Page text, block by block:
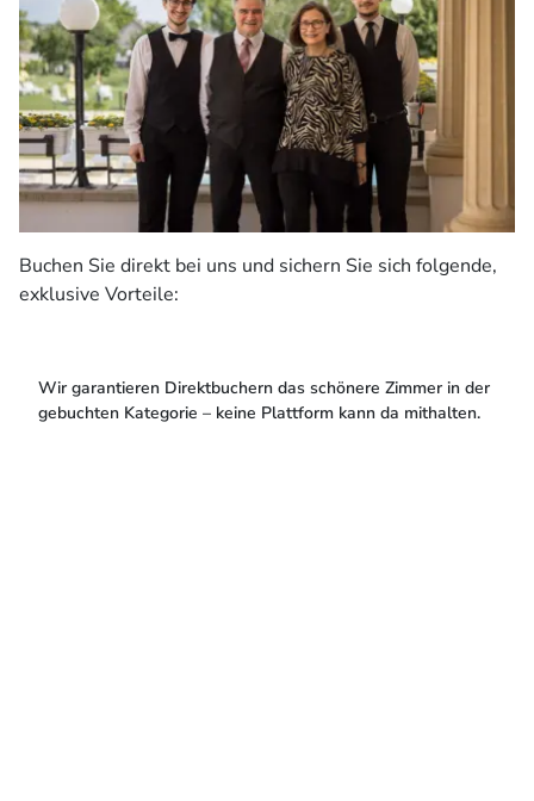
Buchen Sie direkt bei uns und sichern Sie sich folgende,
exklusive Vorteile:
Wir garantieren Direktbuchern das schönere Zimmer in der
gebuchten Kategorie – keine Plattform kann da mithalten.